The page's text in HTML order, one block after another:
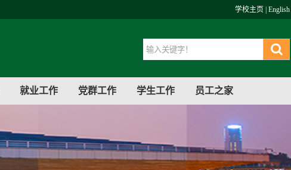
学校主页 English
就业工作 党群工作 学生工作 员工之家